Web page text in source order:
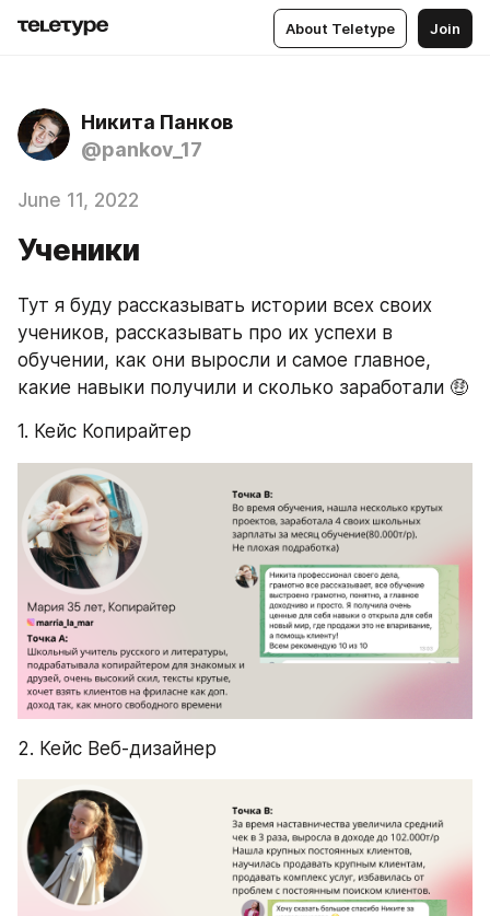
About Teletype Join
Никита Панков
@pankov_17
June 11, 2022
Ученики
Тут я буду рассказывать истории всех своих
учеников, рассказывать про их успехи в
обучении, как они выросли и самое главное,
какие навыки получили и сколько заработали 🤑
1. Кейс Копирайтер
2. Кейс Веб-дизайнер